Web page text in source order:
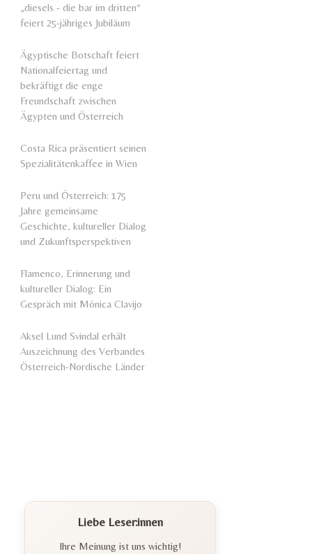
„diesels - die bar im dritten“
feiert 25-jähriges Jubiläum
Ägyptische Botschaft feiert
Nationalfeiertag und
bekräftigt die enge
Freundschaft zwischen
Ägypten und Österreich
Costa Rica präsentiert seinen
Spezialitätenkaffee in Wien
Peru und Österreich: 175
Jahre gemeinsame
Geschichte, kultureller Dialog
und Zukunftsperspektiven
Flamenco, Erinnerung und
kultureller Dialog: Ein
Gespräch mit Mónica Clavijo
Aksel Lund Svindal erhält
Auszeichnung des Verbandes
Österreich-Nordische Länder
Liebe Leser:innen
Ihre Meinung ist uns wichtig!